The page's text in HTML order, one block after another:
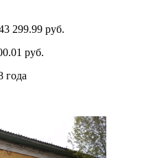
299.99 руб.
руб.
года